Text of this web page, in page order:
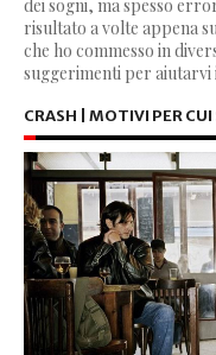
dei sogni, ma spesso
risultato a volte appena
che ho commesso in
suggerimenti per
CRASH | MOTIVI PER